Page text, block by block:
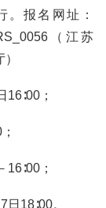
。报名网址：
（江苏
；
；
18∶00。